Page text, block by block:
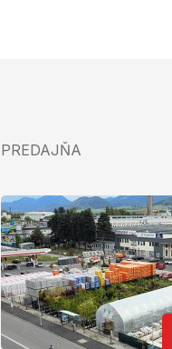
PREDAJŇA